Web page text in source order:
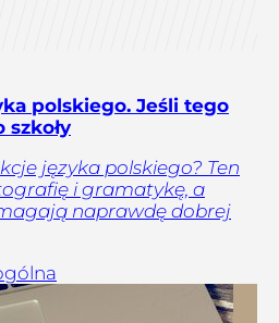
polskiego. Jeśli tego
szkoły
języka polskiego? Ten
i gramatykę, a
naprawdę dobrej